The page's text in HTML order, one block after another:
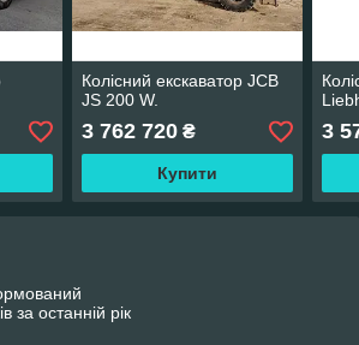
Колісний екскаватор JCB
JS 200 W.
3 762 720₴
Купити
3
за останній рік